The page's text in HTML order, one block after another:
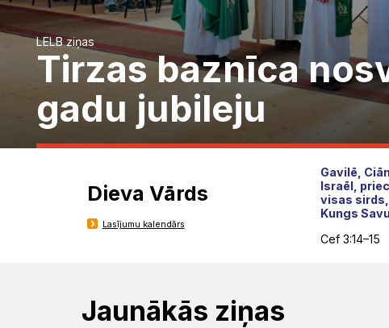
Dievnami
Iepazīsti
kristietību
Misija
Indijā
Rīts
Draudzēm
LELB ziņas
Tirzas baznīca
gadu jubileju
Dieva Vārds
Lasījumu kalendārs
Gavilē,
Israēl,
visas
Kungs
Cef 3:14–15
Jaunākās ziņas